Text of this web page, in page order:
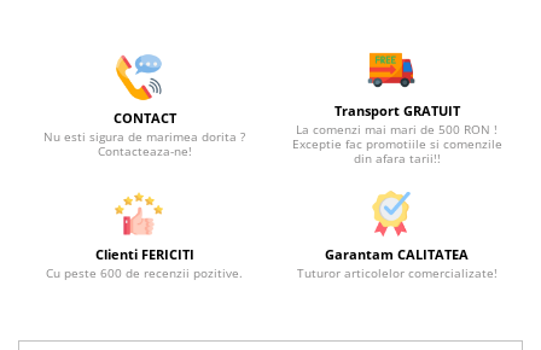
CONTACT
Nu esti sigura de marimea dorita ?
Contacteaza-ne!
Transport GRATUIT
La comenzi mai mari de 500 RON !
Exceptie fac promotiile si comenzile
din afara tarii!!
Clienti FERICITI
Cu peste 600 de recenzii pozitive.
Garantam CALITATEA
Tuturor articolelor comercializate!